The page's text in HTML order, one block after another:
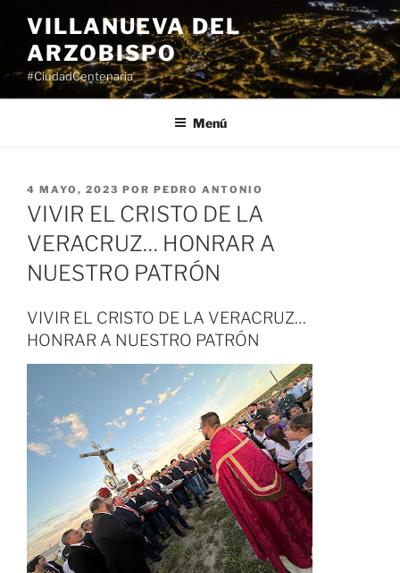
contenido
VILLANUEVA DEL
ARZOBISPO
#CiudadCentenaria
Menú
PUBLICADO
EL
4 MAYO, 2023 POR PEDRO ANTONIO
VIVIR EL CRISTO DE LA
VERACRUZ… HONRAR A
NUESTRO PATRÓN
VIVIR EL CRISTO DE LA VERACRUZ…
HONRAR A NUESTRO PATRÓN